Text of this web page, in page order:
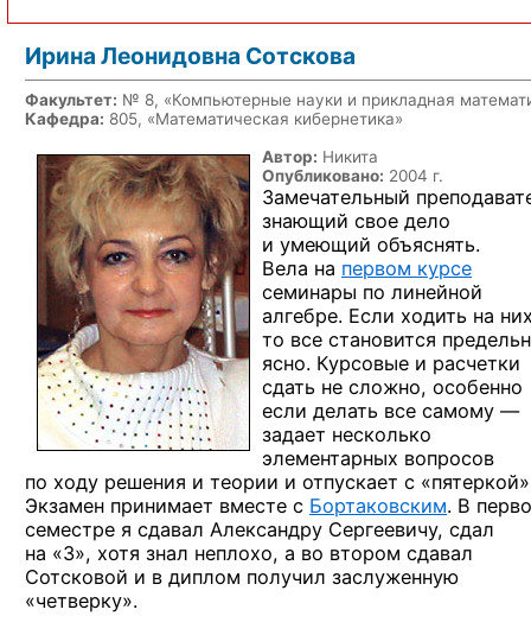
Ирина Леонидовна Сотскова
Факультет: № 8, «Компьютерные науки и прикладная
Кафедра: 805, «Математическая кибернетика»
Автор: Никита
Опубликовано: 2004 г.
Замечательный
знающий свое дело
и умеющий объяснять.
Вела на первом курсе
семинары по линейной
алгебре. Если ходить на
то все становится
ясно. Курсовые и расчетки
сдать не сложно, особенно
если делать все самому —
задает несколько
элементарных вопросов
по ходу решения и теории и отпускает с
Экзамен принимает вместе с Бортаковским. В
семестре я сдавал Александру Сергеевичу, сдал
на «3», хотя знал неплохо, а во втором сдавал
Сотсковой и в диплом получил заслуженную
«четверку».